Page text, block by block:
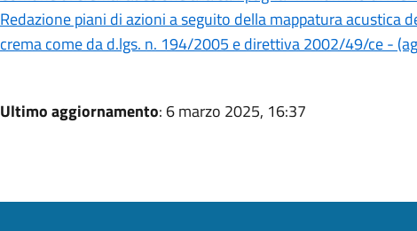
Redazione piani di azioni a seguito della mappatura acustica
crema come da d.lgs. n. 194/2005 e direttiva 2002/49/ce -
Ultimo aggiornamento: 6 marzo 2025, 16:37